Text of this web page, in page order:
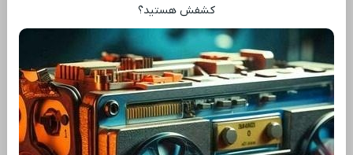
کشفش هستید؟